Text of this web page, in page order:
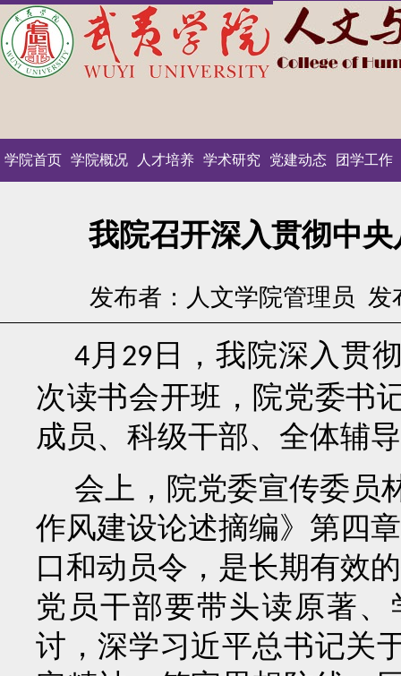
学院首页 学院概况 人才培养 学术研究 党建动态 团学工作
我院召开深入贯彻中
发布者：人文学院管理员 发
4 月 29 日，我院深入贯
次读书会开班，院党委书
成员、科级干部、全体辅
会上，院党委宣传委员
作风建设论述摘编》第四章
口和动员令，是长期有效
党员干部要带头读原著
讨，深学习近平总书记关